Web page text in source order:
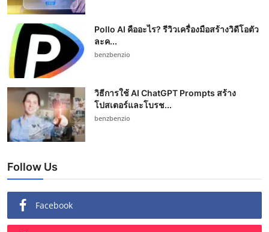
Pollo AI คืออะไร? รีวิวเครื่องมือสร้างวิดีโอตัว
ละค...
benzbenzio
วิธีการใช้ AI ChatGPT Prompts สร้าง
โปสเตอร์และโบรช...
benzbenzio
Follow Us
Facebook